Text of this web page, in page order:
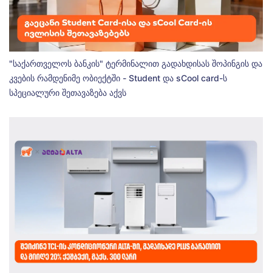
"საქართველოს ბანკის" ტერმინალით გადახდისას შოპინგის და
კვების რამდენიმე ობიექტში - Student და sCool card-ს
სპეციალური შეთავაზება აქვს